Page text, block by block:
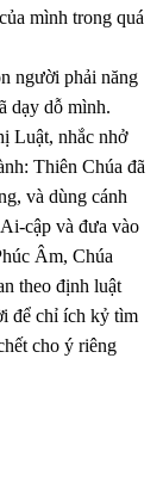
mình trong quá
người phải năng
dạy dỗ mình.
Luật, nhắc nhở
Thiên Chúa đã
và dùng cánh
cập và đưa vào
Âm, Chúa
theo định luật
để chỉ ích kỷ tìm
cho ý riêng